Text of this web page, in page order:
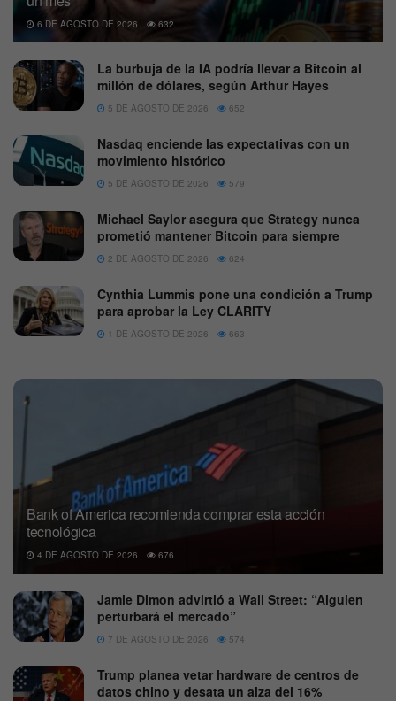
6 DE AGOSTO DE 2026 632
La burbuja de la IA podría llevar a Bitcoin al
millón de dólares, según Arthur Hayes
5 DE AGOSTO DE 2026 652
Nasdaq enciende las expectativas con un
movimiento histórico
5 DE AGOSTO DE 2026 579
Michael Saylor asegura que Strategy nunca
prometió mantener Bitcoin para siempre
2 DE AGOSTO DE 2026 624
Cynthia Lummis pone una condición a Trump
para aprobar la Ley CLARITY
1 DE AGOSTO DE 2026 663
Bank of America recomienda comprar esta acción
tecnológica
4 DE AGOSTO DE 2026 676
Jamie Dimon advirtió a Wall Street: “Alguien
perturbará el mercado”
7 DE AGOSTO DE 2026 574
Trump planea vetar hardware de centros de
datos chino y desata un alza del 16%